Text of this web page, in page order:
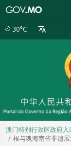
30°C
澳门特别行政区政府入
根与魂海南省非遗